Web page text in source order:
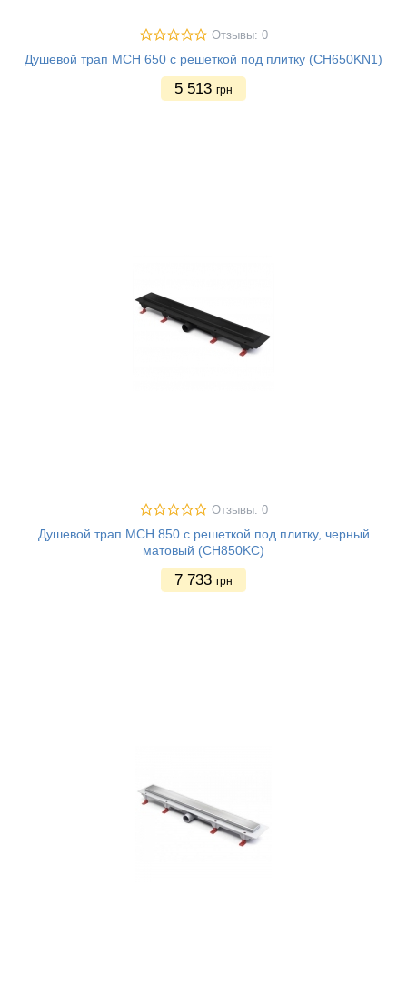
Отзывы: 0
Душевой трап MCH 650 с решеткой под плитку (CH650KN1)
5 513 грн
Отзывы: 0
Душевой трап MCH 850 с решеткой под плитку, черный
матовый (CH850KС)
7 733 грн